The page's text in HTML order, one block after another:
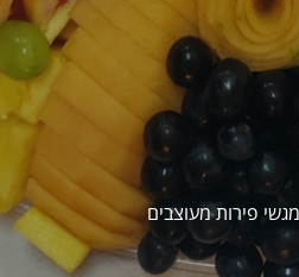
פירות מעוצבים